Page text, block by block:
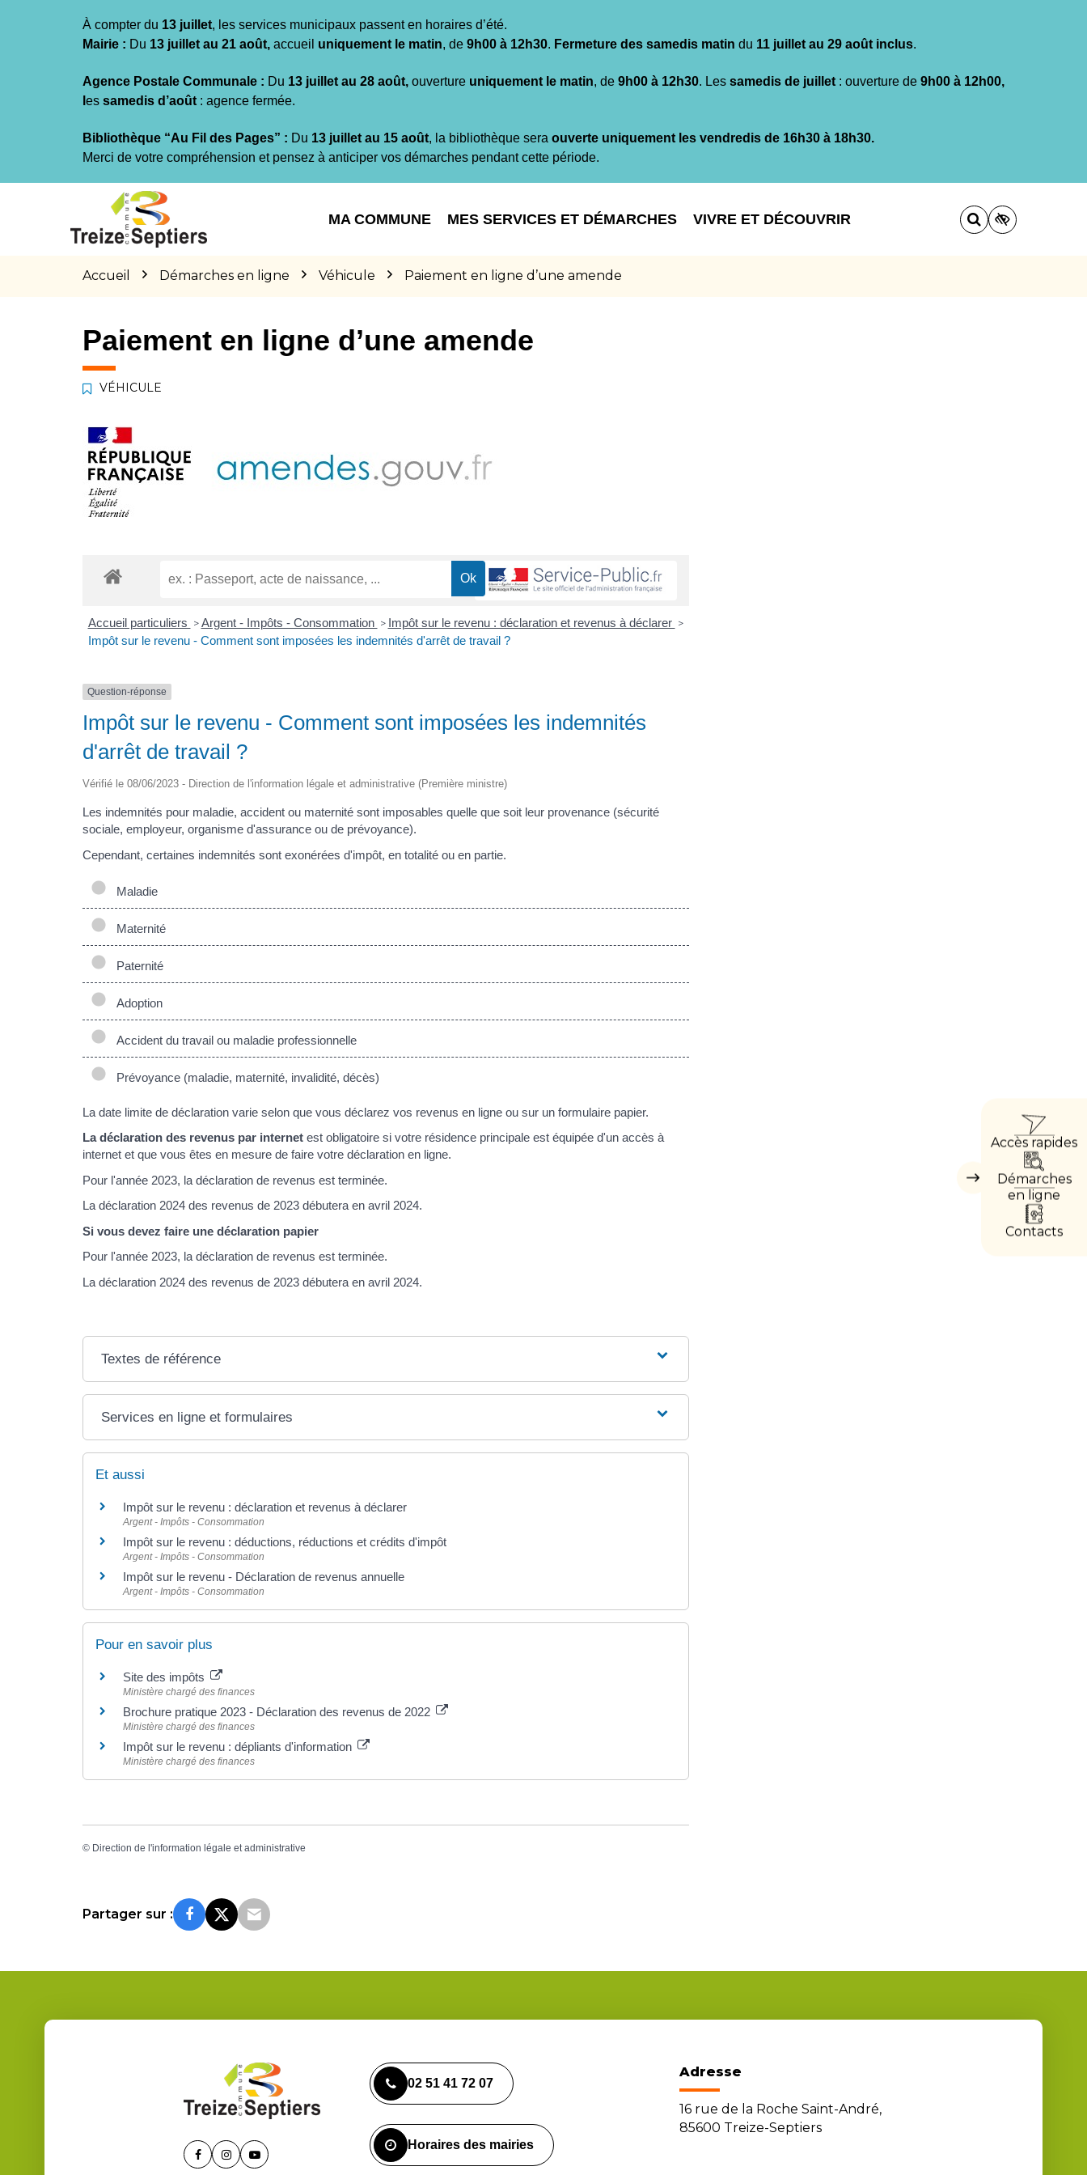
À compter du 13 juillet, les services municipaux passent en horaires d’été.
Mairie : Du 13 juillet au 21 août, accueil uniquement le matin, de 9h00 à 12h30. Fermeture des samedis matin du 11 juillet au 29 août inclus.
Agence Postale Communale : Du 13 juillet au 28 août, ouverture uniquement le matin, de 9h00 à 12h30. Les samedis de juillet : ouverture de 9h00 à 12h00,
es samedis d’août : agence fermée.
Bibliothèque “Au Fil des Pages” : Du 13 juillet au 15 août, la bibliothèque sera ouverte uniquement les vendredis de 16h30 à 18h30.
Merci de votre compréhension et pensez à anticiper vos démarches pendant cette période.
MA COMMUNE MES SERVICES ET DÉMARCHES VIVRE ET DÉCOUVRIR
Accueil Démarches en ligne Véhicule Paiement en ligne d’une amende
Masquer
Accès rapides
Démarches
en ligne
Contacts
Paiement en ligne d’une amende
VÉHICULE
Accueil particuliers > Argent - Impôts - Consommation > Impôt sur le revenu : déclaration et revenus à déclarer >
Impôt sur le revenu - Comment sont imposées les indemnités d'arrêt de travail ?
Question-réponse
Impôt sur le revenu - Comment sont imposées les indemnités
d'arrêt de travail ?
Vérifié le 08/06/2023 - Direction de l'information légale et administrative (Première ministre)
Les indemnités pour maladie, accident ou maternité sont imposables quelle que soit leur provenance (sécurité
sociale, employeur, organisme d'assurance ou de prévoyance).
Cependant, certaines indemnités sont exonérées d'impôt, en totalité ou en partie.
Maladie
Maternité
Paternité
Adoption
Accident du travail ou maladie professionnelle
Prévoyance (maladie, maternité, invalidité, décès)
La date limite de déclaration varie selon que vous déclarez vos revenus en ligne ou sur un formulaire papier.
La déclaration des revenus par internet est obligatoire si votre résidence principale est équipée d'un accès à
internet et que vous êtes en mesure de faire votre déclaration en ligne.
Pour l'année 2023, la déclaration de revenus est terminée.
La déclaration 2024 des revenus de 2023 débutera en avril 2024.
Si vous devez faire une déclaration papier
Pour l'année 2023, la déclaration de revenus est terminée.
La déclaration 2024 des revenus de 2023 débutera en avril 2024.
Textes de référence
Services en ligne et formulaires
Et aussi
Impôt sur le revenu : déclaration et revenus à déclarer
Argent - Impôts - Consommation
Impôt sur le revenu : déductions, réductions et crédits d'impôt
Argent - Impôts - Consommation
Impôt sur le revenu - Déclaration de revenus annuelle
Argent - Impôts - Consommation
Pour en savoir plus
Site des impôts
Ministère chargé des finances
Brochure pratique 2023 - Déclaration des revenus de 2022
Ministère chargé des finances
Impôt sur le revenu : dépliants d'information
Ministère chargé des finances
© Direction de l'information légale et administrative
Partager sur :
Lien Lien Lien
02 51 41 72 07
Horaires des mairies
Adresse
16 rue de la Roche Saint-André,
85600 Treize-Septiers